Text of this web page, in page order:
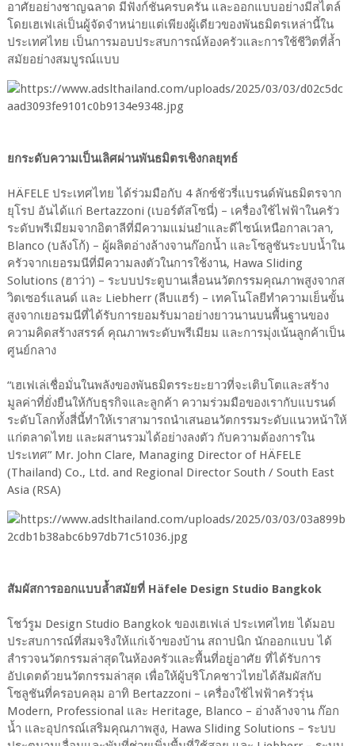
อาศัยอย่างชาญฉลาด มีฟังก์ชันครบครัน และออกแบบอย่างมีสไตล์
โดยเฮเฟเล่เป็นผู้จัดจำหน่ายแต่เพียงผู้เดียวของพันธมิตรเหล่านี้ใน
ประเทศไทย เป็นการมอบประสบการณ์ห้องครัวและการใช้ชีวิตที่ล้ำ
สมัยอย่างสมบูรณ์แบบ
ยกระดับความเป็นเลิศผ่านพันธมิตรเชิงกลยุทธ์
HÄFELE ประเทศไทย ได้ร่วมมือกับ 4 ลักซ์ชัวรี่แบรนด์พันธมิตรจาก
ยุโรป อันได้แก่ Bertazzoni (เบอร์ตัสโซนี่) – เครื่องใช้ไฟฟ้าในครัว
ระดับพรีเมียมจากอิตาลีที่มีความแม่นยำและดีไซน์เหนือกาลเวลา,
Blanco (บลังโก้) – ผู้ผลิตอ่างล้างจานก๊อกน้ำ และโซลูชันระบบน้ำใน
ครัวจากเยอรมนีที่มีความลงตัวในการใช้งาน, Hawa Sliding
Solutions (ฮาว่า) – ระบบประตูบานเลื่อนนวัตกรรมคุณภาพสูงจากส
วิตเซอร์แลนด์ และ Liebherr (ลีบแฮร์) – เทคโนโลยีทำความเย็นขั้น
สูงจากเยอรมนีที่ได้รับการยอมรับมาอย่างยาวนานบนพื้นฐานของ
ความคิดสร้างสรรค์ คุณภาพระดับพรีเมียม และการมุ่งเน้นลูกค้าเป็น
ศูนย์กลาง
“เฮเฟเล่เชื่อมั่นในพลังของพันธมิตรระยะยาวที่จะเติบโตและสร้าง
มูลค่าที่ยั่งยืนให้กับธุรกิจและลูกค้า ความร่วมมือของเรากับแบรนด์
ระดับโลกทั้งสี่นี้ทำให้เราสามารถนำเสนอนวัตกรรมระดับแนวหน้าให้
แก่ตลาดไทย และผสานรวมได้อย่างลงตัว กับความต้องการใน
ประเทศ” Mr. John Clare, Managing Director of HÄFELE
(Thailand) Co., Ltd. and Regional Director South / South East
Asia (RSA)
สัมผัสการออกแบบล้ำสมัยที่ Häfele Design Studio Bangkok
โชว์รูม Design Studio Bangkok ของเฮเฟเล่ ประเทศไทย ได้มอบ
ประสบการณ์ที่สมจริงให้แก่เจ้าของบ้าน สถาปนิก นักออกแบบ ได้
สำรวจนวัตกรรมล่าสุดในห้องครัวและพื้นที่อยู่อาศัย ที่ได้รับการ
อัปเดตด้วยนวัตกรรมล่าสุด เพื่อให้ผู้บริโภคชาวไทยได้สัมผัสกับ
โซลูชันที่ครอบคลุม อาทิ Bertazzoni – เครื่องใช้ไฟฟ้าครัวรุ่น
Modern, Professional และ Heritage, Blanco – อ่างล้างจาน ก๊อก
น้ำ และอุปกรณ์เสริมคุณภาพสูง, Hawa Sliding Solutions – ระบบ